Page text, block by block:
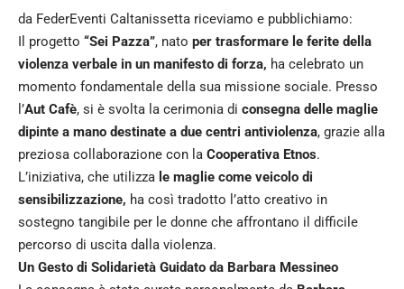
da FederEventi Caltanissetta riceviamo e pubblichiamo:
Il progetto “Sei Pazza”, nato per trasformare le ferite della
violenza verbale in un manifesto di forza, ha celebrato un
momento fondamentale della sua missione sociale. Presso
l’Aut Cafè, si è svolta la cerimonia di consegna delle maglie
dipinte a mano destinate a due centri antiviolenza, grazie alla
preziosa collaborazione con la Cooperativa Etnos.
L’iniziativa, che utilizza le maglie come veicolo di
sensibilizzazione, ha così tradotto l’atto creativo in
sostegno tangibile per le donne che affrontano il difficile
percorso di uscita dalla violenza.
Un Gesto di Solidarietà Guidato da Barbara Messineo